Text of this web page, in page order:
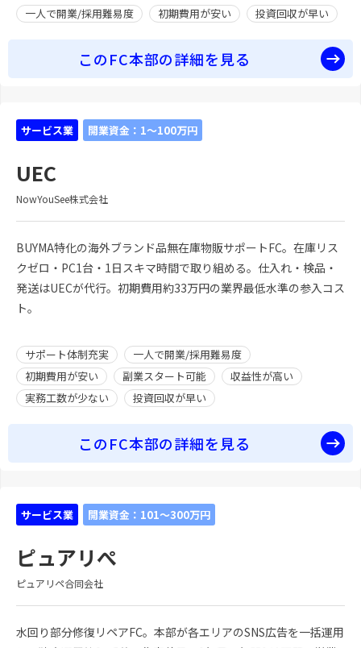
一人で開業/採用難易度 初期費用が安い 投資回収が早い
このFC本部の詳細を見る
サービス業 開業資金：1～100万円
UEC
NowYouSee株式会社
BUYMA特化の海外ブランド品無在庫物販サポートFC。在庫リス
クゼロ・PC1台・1日スキマ時間で取り組める。仕入れ・検品・
発送はUECが代行。初期費用約33万円の業界最低水準の参入コス
ト。
サポート体制充実
一人で開業/採用難易度
初期費用が安い
副業スタート可能
収益性が高い
実務工数が少ない
投資回収が早い
このFC本部の詳細を見る
サービス業 開業資金：101～300万円
ピュアリぺ
ピュアリペ合同会社
水回り部分修復リペアFC。本部が各エリアのSNS広告を一括運用